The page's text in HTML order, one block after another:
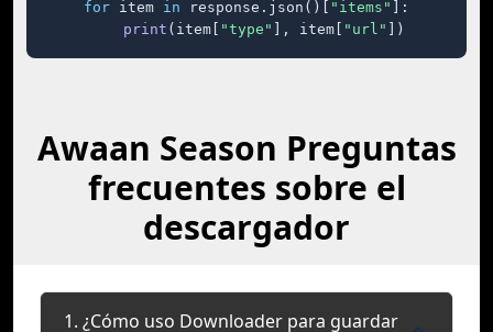
for item in response.json()[ "items"
]:
print (item[ "type" ], item[ "url" ])
Awaan Season Preguntas
frecuentes sobre el
descargador
1. ¿Cómo uso Downloader para guardar